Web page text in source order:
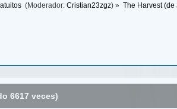
(Moderador:Cristian23zgz) » The Harvest
6617 veces)